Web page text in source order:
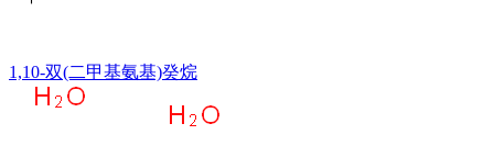
1,10-双(二甲基氨基)癸烷